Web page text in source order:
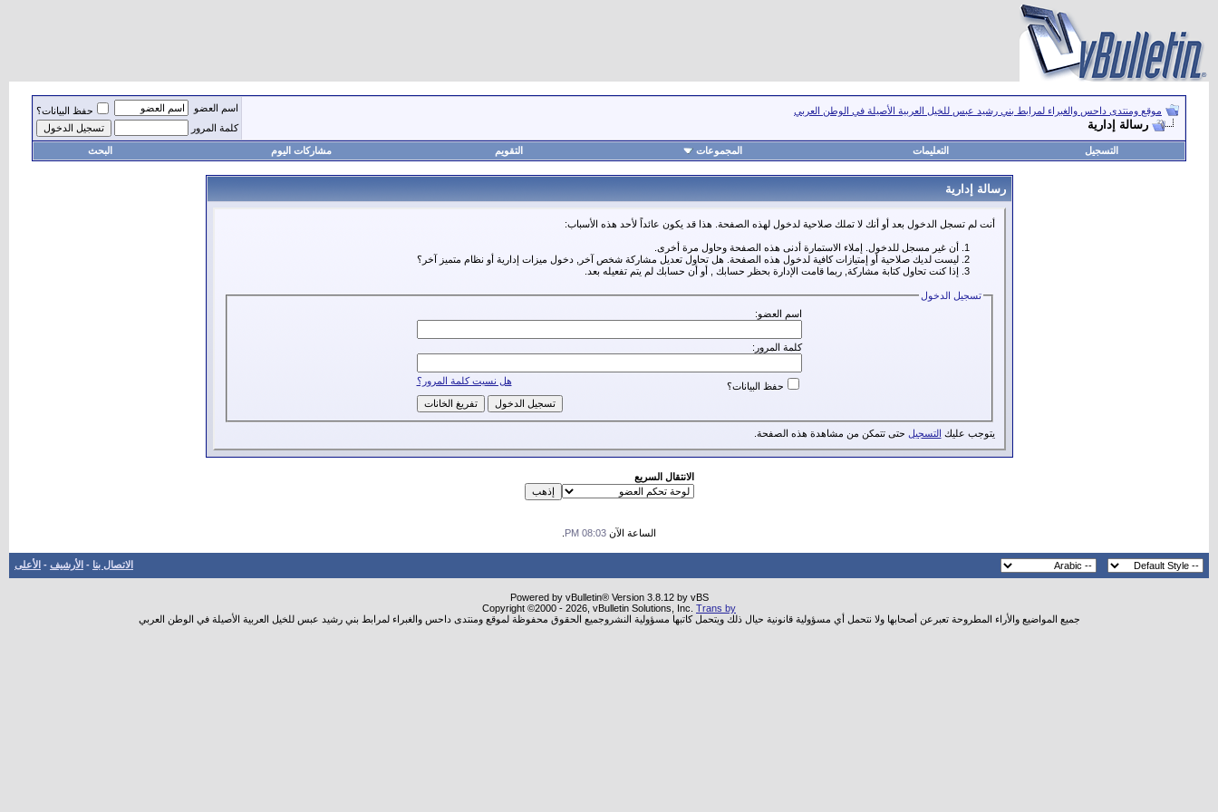
موقع ومنتدى داحس والغبراء لمرابط بني رشيد عبس للخيل العربية الأصيلة في الوطن العربي
رسالة إدارية
اسم العضو
حفظ البيانات؟
كلمة المرور
التسجيل التعليمات المجموعات التقويم مشاركات اليوم البحث
رسالة إدارية
أنت لم تسجل الدخول بعد أو أنك لا تملك صلاحية لدخول لهذه الصفحة. هذا قد يكون عائداً لأحد هذه الأسباب:
أن غير مسجل للدخول. إملاء الاستمارة أدنى هذه الصفحة وحاول مرة أخرى.
ليست لديك صلاحية أو إمتيازات كافية لدخول هذه الصفحة. هل تحاول تعديل مشاركة شخص آخر, دخول ميزات إدارية أو نظام متميز آخر؟
إذا كنت تحاول كتابة مشاركة, ربما قامت الإدارة بحظر حسابك , أو أن حسابك لم يتم تفعيله بعد.
تسجيل الدخول
اسم العضو:
كلمة المرور:
هل نسيت كلمة المرور؟ حفظ البيانات؟
يتوجب عليك التسجيل حتى تتمكن من مشاهدة هذه الصفحة.
الانتقال السريع
الساعة الآن 08:03 PM
الاتصال بنا - الأرشيف - الأعلى
Powered by vBulletin® Version 3.8.12 by vBS
Copyright ©2000 - 2026, vBulletin Solutions, Inc. Trans by
جميع المواضيع والأراء المطروحة تعبرعن أصحابها ولا نتحمل أي مسؤولية قانونية حيال ذلك ويتحمل كاتبها مسؤولية النشروجميع الحقوق محفوظة لموقع ومنتدى داحس والغبراء لمرابط بني رشيد عبس للخيل العربية الأصيلة في الوطن العربي